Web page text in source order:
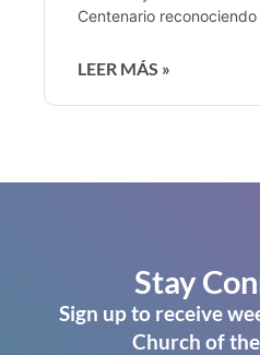
Centenario
LEER MÁS »
Stay
Sign up to receive
Church of